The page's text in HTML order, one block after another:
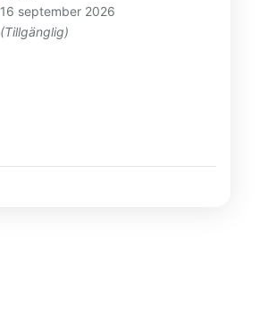
16 september 2026
(Tillgänglig)